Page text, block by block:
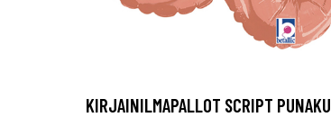
KIRJAINILMAPALLOT SCRIPT